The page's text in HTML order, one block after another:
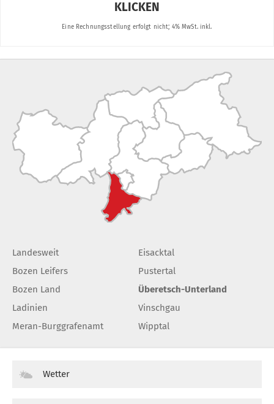
Landesweit
Bozen Leifers
Bozen Land
Ladinien
Meran-Burggrafenamt
Eisacktal
Pustertal
Überetsch-Unterland
Vinschgau
Wipptal
Wetter